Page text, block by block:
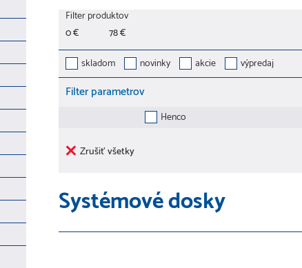
Predajne
Galéria
Filter produktov
0 €
78 €
skladom
novinky akcie výpredaj
Filter parametrov
Henco
Zrušiť všetky
Systémové dosky